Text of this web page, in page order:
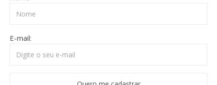
E-mail: